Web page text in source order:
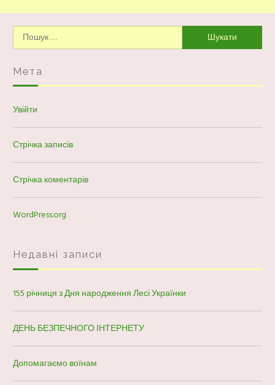
Пошук:
Мета
Увійти
Стрічка записів
Стрічка коментарів
WordPress.org
Недавні записи
155 річниця з Дня народження Лесі Українки
ДЕНЬ БЕЗПЕЧНОГО ІНТЕРНЕТУ
Допомагаємо воїнам